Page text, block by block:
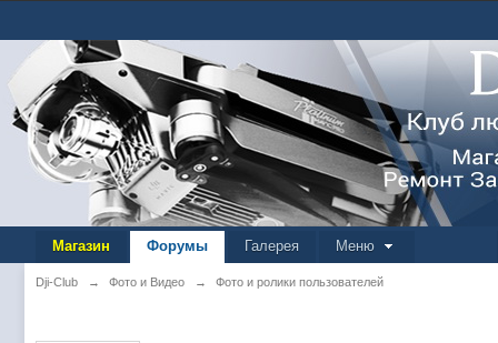
Магазин Форумы Галерея Меню
Dji-Club → Фото и Видео → Фото и ролики пользователей